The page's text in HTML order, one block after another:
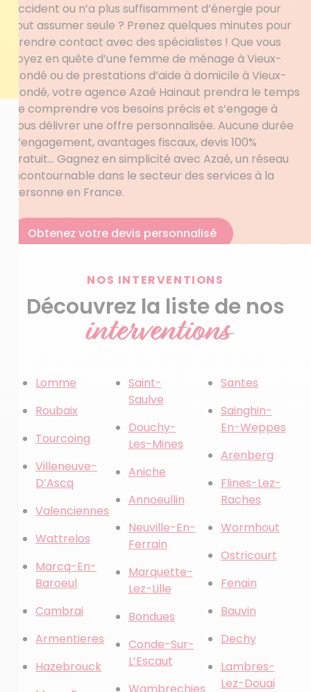
accident ou n’a plus suffisamment d’énergie pour
tout assumer seule ? Prenez quelques minutes pour
prendre contact avec des spécialistes ! Que vous
soyez en quête d’une femme de ménage à Vieux-
Condé ou de prestations d’aide à domicile à Vieux-
Condé, votre agence Azaé Hainaut prendra le temps
de comprendre vos besoins précis et s’engage à
vous délivrer une offre personnalisée. Aucune durée
d’engagement, avantages fiscaux, devis 100%
gratuit… Gagnez en simplicité avec Azaé, un réseau
incontournable dans le secteur des services à la
personne en France.
Obtenez votre devis personnalisé
NOS INTERVENTIONS
Découvrez la liste de nos
interventions
Lomme
Roubaix
Tourcoing
Villeneuve-
D’Ascq
Valenciennes
Wattrelos
Marcq-En-
Baroeul
Cambrai
Armentieres
Hazebrouck
Saint-
Saulve
Douchy-
Les-Mines
Aniche
Annoeullin
Neuville-En-
Ferrain
Marquette-
Lez-Lille
Bondues
Conde-Sur-
L’Escaut
Santes
Sainghin-
En-Weppes
Arenberg
Flines-Lez-
Raches
Wormhout
Ostricourt
Fenain
Bauvin
Dechy
Lambres-
Lez-Douai